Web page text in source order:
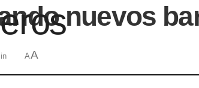
nuevos
AA